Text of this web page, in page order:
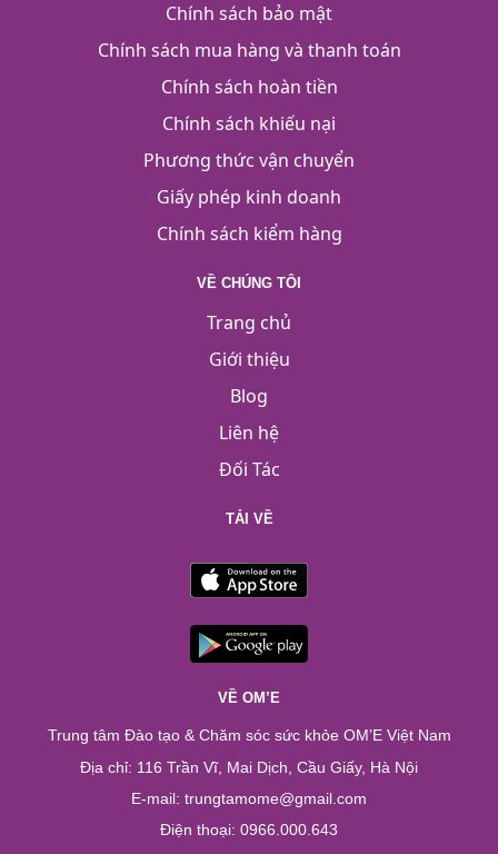
Chính sách bảo mật
Chính sách mua hàng và thanh toán
Chính sách hoàn tiền
Chính sách khiếu nại
Phương thức vận chuyển
Giấy phép kinh doanh
Chính sách kiểm hàng
VỀ CHÚNG TÔI
Trang chủ
Giới thiệu
Blog
Liên hệ
Đối Tác
TẢI VỀ
VỀ OM’E
Trung tâm Đào tạo & Chăm sóc sức khỏe OM’E Việt Nam
Địa chỉ: 116 Trần Vĩ, Mai Dịch, Cầu Giấy, Hà Nội
E-mail: trungtamome@gmail.com
Điện thoại: 0966.000.643